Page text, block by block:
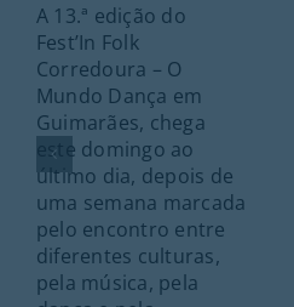
A 13.ª edição do
Fest’In Folk
Corredoura – O
Mundo Dança em
Guimarães, chega
este domingo ao
último dia, depois de
uma semana marcada
pelo encontro entre
diferentes culturas,
pela música, pela